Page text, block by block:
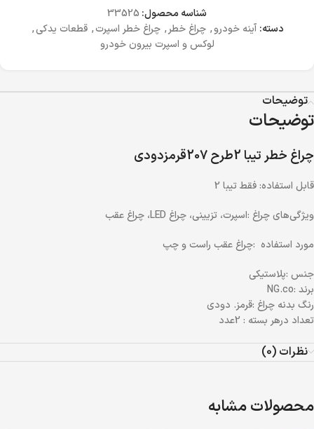
شناسه محصول: 33525
دسته: آینه خودرو, چراغ خطر, چراغ خطر اسپرت, قطعات یدکی,
لوکس و اسپرت بیرون خودرو
توضیحات
توضیحات
چراغ خطر تیبا 2طرح 207قرمزدودی
قابل استفاده: فقط تیبا 2
ویژگی‌های چراغ :اسپرت، تزیینی، چراغ LED، چراغ عقب
مورد استفاده :چراغ عقب راست و چپ
جنس :پلاستیکی
برند :NG.co
رنگ بدنه چراغ :قرمز. دودی
تعداد درهر بسته : 2عدد
نظرات (0)
محصولات مشابه